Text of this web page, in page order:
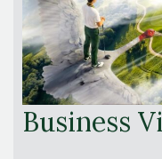
Business